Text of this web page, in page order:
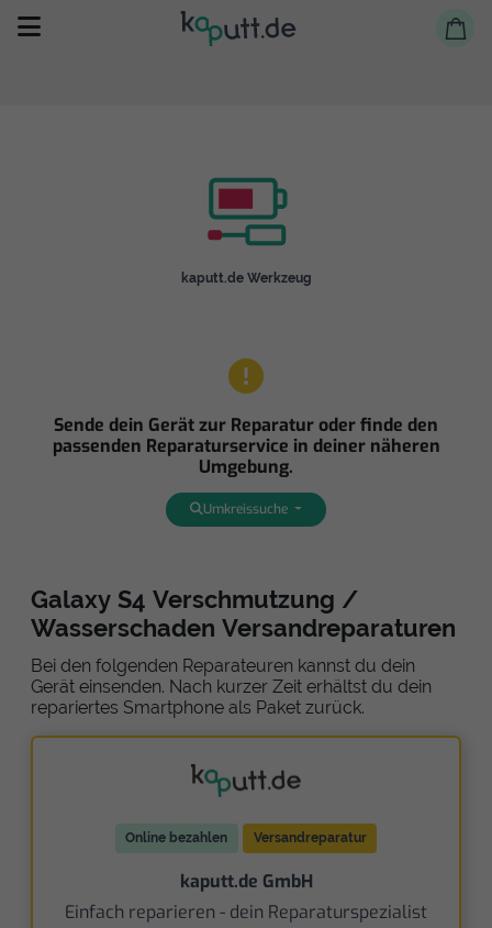
Selbst reparieren
kaputt.de Werkzeug
Sende dein Gerät zur Reparatur oder finde den
passenden Reparaturservice in deiner näheren
Umgebung.
Umkreissuche
Galaxy S4 Verschmutzung /
Wasserschaden Versandreparaturen
Bei den folgenden Reparateuren kannst du dein
Gerät einsenden. Nach kurzer Zeit erhältst du dein
repariertes Smartphone als Paket zurück.
Online bezahlen Versandreparatur
kaputt.de GmbH
Einfach reparieren - dein Reparaturspezialist